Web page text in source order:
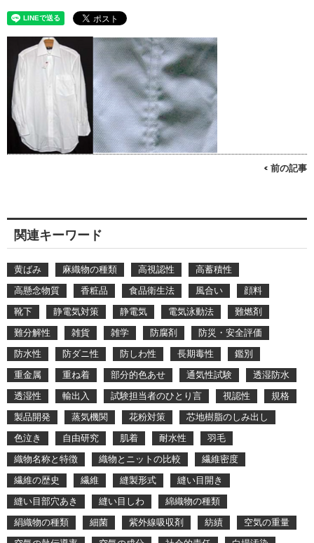
< 前の記事
関連キーワード
黄ばみ 麻織物の種類 高視認性
高蓄積性
高懸念物質
香粧品 食品衛生法 風合い
顔料
靴下
静電気対策 静電気 電気泳動法
難燃剤
難分解性
雑貨 雑学 防腐剤
防災・安全評価
防水性
防ダニ性 防しわ性 長期毒性
鑑別
重金属
重ね着 部分的色あせ 通気性試験
透湿防水
透湿性
輸出入 試験担当者のひとり言 視認性
規格
製品開発
蒸気機関 花粉対策
芯地樹脂のしみ出し
色泣き
自由研究 肌着 耐水性
羽毛
織物名称と特徴
織物とニットの比較
繊維密度
繊維の歴史
繊維 縫製形式
縫い目開き
縫い目部穴あき
縫い目しわ
綿織物の種類
絹織物の種類
細菌 紫外線吸収剤 紡績
空気の重量